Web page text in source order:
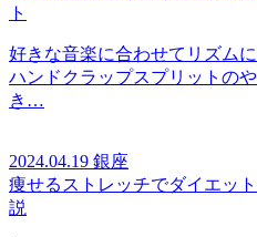
ト
好きな音楽に合わせてリズム
ハンドクラップスプリットの
き…
2024.04.19 銀座
痩せるストレッチでダイエッ
説